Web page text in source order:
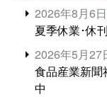
2026年8月6日
夏季休業･休
2026年5月27
食品産業新
中